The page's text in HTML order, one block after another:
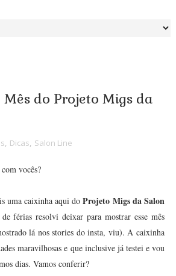
Mês do Projeto Migs da
, Dicas, Salon Line
vocês?
uma caixinha aqui doProjeto Migs da Salon
férias resolvi deixar para mostrar esse mês
lá nos stories do insta, viu). A caixinha
maravilhosas e que inclusive já testei e vou
dias. Vamos conferir?